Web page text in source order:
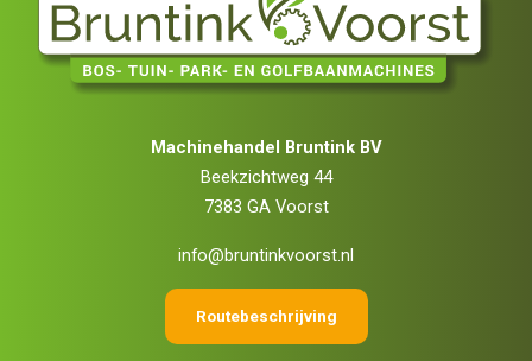
Machinehandel Bruntink BV
Beekzichtweg 44
7383 GA Voorst
info@bruntinkvoorst.nl
Routebeschrijving